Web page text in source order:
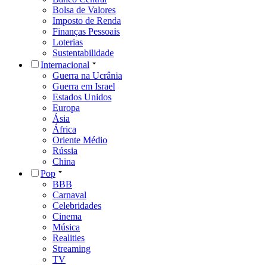
Bolsa de Valores
Imposto de Renda
Finanças Pessoais
Loterias
Sustentabilidade
Internacional
Guerra na Ucrânia
Guerra em Israel
Estados Unidos
Europa
Ásia
África
Oriente Médio
Rússia
China
Pop
BBB
Carnaval
Celebridades
Cinema
Música
Realities
Streaming
TV